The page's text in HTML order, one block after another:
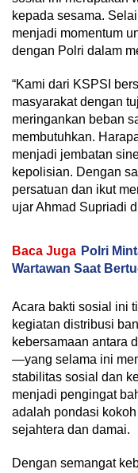
kepada sesama.
menjadi momentum
dengan Polri dalam
“Kami dari KSPSI
masyarakat dengan
meringankan beban
membutuhkan.
menjadi jembatan
kepolisian. Dengan
persatuan dan ikut
ujar Ahmad Supriadi
Baca Juga Polri
Wartawan Saat
Acara bakti sosial ini
kegiatan distribusi
kebersamaan antara
—yang selama ini
stabilitas sosial dan
menjadi pengingat
adalah pondasi
sejahtera dan damai.
Dengan semangat